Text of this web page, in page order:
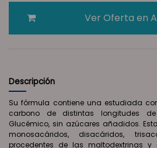
Ver Oferta en
Descripción
Su fórmula contiene una estudiada
carbono de distintas longitudes
Glucémico, sin azúcares añadidos.
monosacáridos, disacáridos,
procedentes de las maltodextrinas